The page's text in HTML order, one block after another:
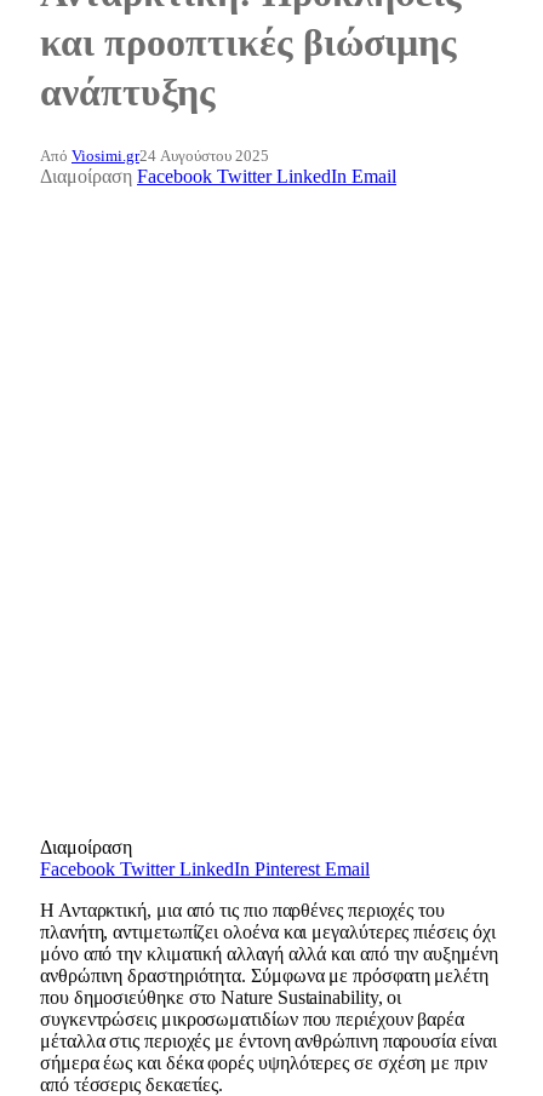
και προοπτικές βιώσιμης
ανάπτυξης
Από Viosimi.gr24 Αυγούστου 2025
Διαμοίραση Facebook Twitter LinkedIn Email
Διαμοίραση
Facebook Twitter LinkedIn Pinterest Email
Η Ανταρκτική, μια από τις πιο παρθένες περιοχές του
πλανήτη, αντιμετωπίζει ολοένα και μεγαλύτερες πιέσεις όχι
μόνο από την κλιματική αλλαγή αλλά και από την αυξημένη
ανθρώπινη δραστηριότητα. Σύμφωνα με πρόσφατη μελέτη
που δημοσιεύθηκε στο Nature Sustainability, οι
συγκεντρώσεις μικροσωματιδίων που περιέχουν βαρέα
μέταλλα στις περιοχές με έντονη ανθρώπινη παρουσία είναι
σήμερα έως και δέκα φορές υψηλότερες σε σχέση με πριν
από τέσσερις δεκαετίες.